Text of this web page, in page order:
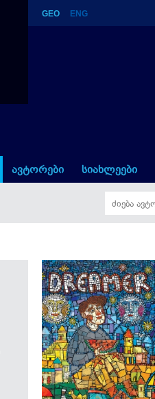
GEO ENG
ავტორები სიახლეები